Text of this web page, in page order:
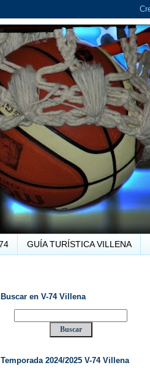
GUÍA TURÍSTICA VILLENA
DESDE 1.974 ...
Buscar en V-74 Villena
Temporada 2024/2025 V-74 Villena